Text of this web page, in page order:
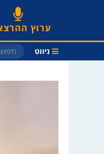
ערוץ
ניווט